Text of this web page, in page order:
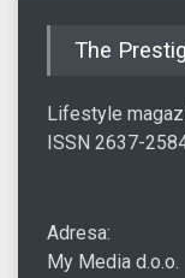
The
Lifestyle
ISSN 2637-
Adresa:
My Media d.o.o.